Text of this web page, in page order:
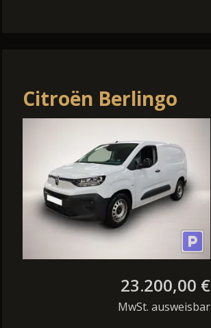
Citroën Berlingo
Kasten L2 AT Navi
Kamera PDC v+h
NSW
23.200,00 €
MwSt. ausweisbar